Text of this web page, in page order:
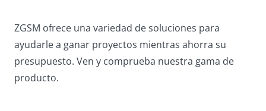
ZGSM ofrece una variedad de soluciones para
ayudarle a ganar proyectos mientras ahorra su
presupuesto. Ven y comprueba nuestra gama de
producto.